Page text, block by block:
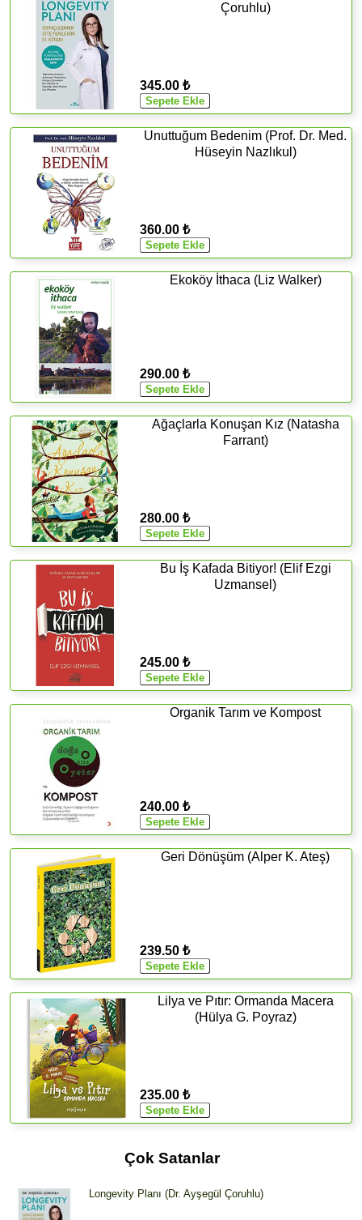
Çoruhlu)
345.00 ₺
Unuttuğum Bedenim (Prof. Dr. Med.
Hüseyin Nazlıkul)
360.00 ₺
Ekoköy İthaca (Liz Walker)
290.00 ₺
Ağaçlarla Konuşan Kız (Natasha
Farrant)
280.00 ₺
Bu İş Kafada Bitiyor! (Elif Ezgi
Uzmansel)
245.00 ₺
Organik Tarım ve Kompost
240.00 ₺
Geri Dönüşüm (Alper K. Ateş)
239.50 ₺
Lilya ve Pıtır: Ormanda Macera
(Hülya G. Poyraz)
235.00 ₺
Çok Satanlar
Longevity Planı (Dr. Ayşegül Çoruhlu)